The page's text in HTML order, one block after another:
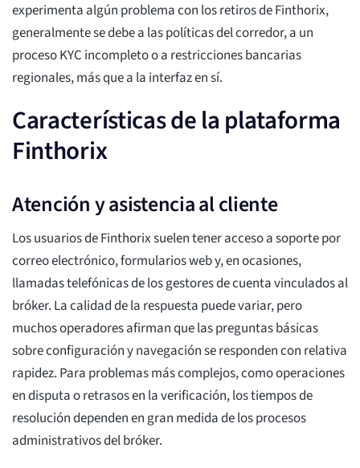
experimenta algún problema con los retiros de Finthorix,
generalmente se debe a las políticas del corredor, a un
proceso KYC incompleto o a restricciones bancarias
regionales, más que a la interfaz en sí.
Características de la plataforma
Finthorix
Atención y asistencia al cliente
Los usuarios de Finthorix suelen tener acceso a soporte por
correo electrónico, formularios web y, en ocasiones,
llamadas telefónicas de los gestores de cuenta vinculados al
bróker. La calidad de la respuesta puede variar, pero
muchos operadores afirman que las preguntas básicas
sobre configuración y navegación se responden con relativa
rapidez. Para problemas más complejos, como operaciones
en disputa o retrasos en la verificación, los tiempos de
resolución dependen en gran medida de los procesos
administrativos del bróker.